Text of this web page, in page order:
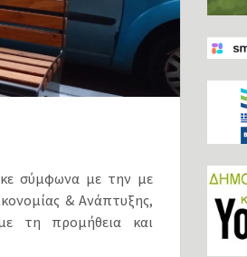
σύμφωνα με την με
& Ανάπτυξης,
τη προμήθεια και